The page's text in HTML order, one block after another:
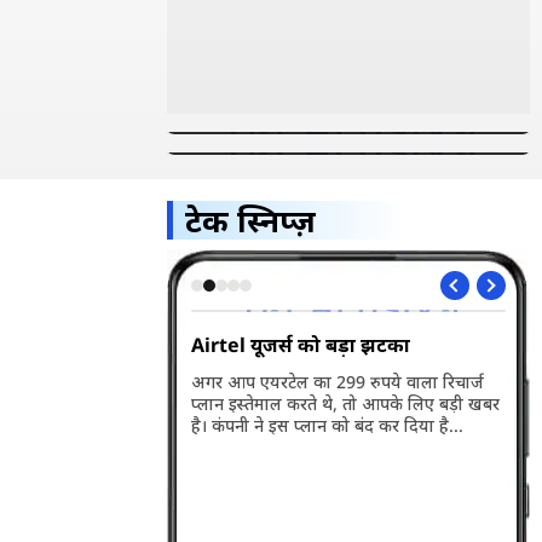
बढ़ाई उम्मीदें
टेक स्निप्ज़
Airtel यूजर्स को बड़ा झटका
अगर आप एयरटेल का 299 रुपये वाला रिचार्ज
प्लान इस्तेमाल करते थे, तो आपके लिए बड़ी खबर
है। कंपनी ने इस प्लान को बंद कर दिया है...